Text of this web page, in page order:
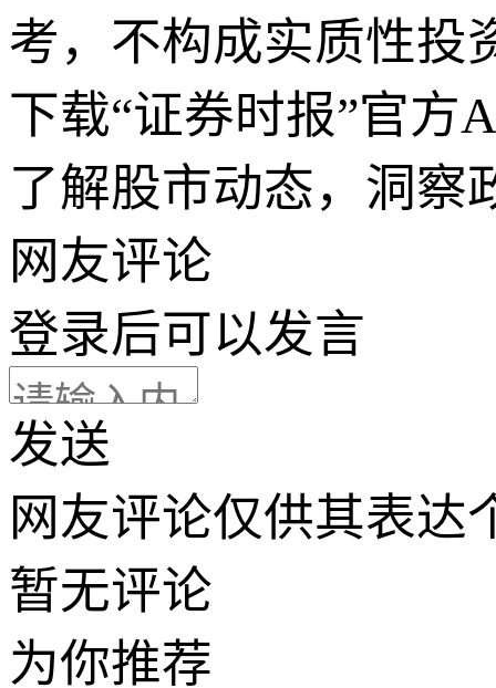
考，不构成实质性投
下载“证券时报”官方
了解股市动态，洞察
网友评论
登录后可以发言
发送
网友评论仅供其表达
暂无评论
为你推荐